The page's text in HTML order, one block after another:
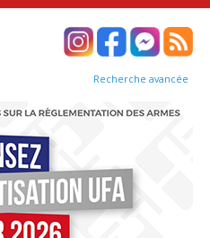
Recherche avancée